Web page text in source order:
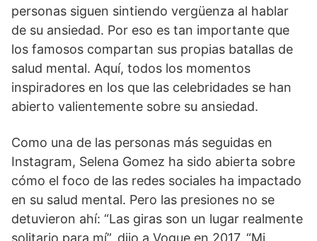
personas siguen sintiendo vergüenza al hablar
de su ansiedad. Por eso es tan importante que
los famosos compartan sus propias batallas de
salud mental. Aquí, todos los momentos
inspiradores en los que las celebridades se han
abierto valientemente sobre su ansiedad.
Como una de las personas más seguidas en
Instagram, Selena Gomez ha sido abierta sobre
cómo el foco de las redes sociales ha impactado
en su salud mental. Pero las presiones no se
detuvieron ahí: “Las giras son un lugar realmente
solitario para mí”, dijo a Vogue en 2017. “Mi